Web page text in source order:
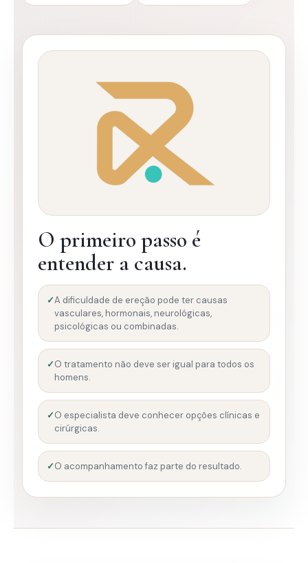
O primeiro passo é
entender a causa.
A dificuldade de ereção pode ter causas
vasculares, hormonais, neurológicas,
psicológicas ou combinadas.
O tratamento não deve ser igual para todos os
homens.
O especialista deve conhecer opções clínicas e
cirúrgicas.
O acompanhamento faz parte do resultado.